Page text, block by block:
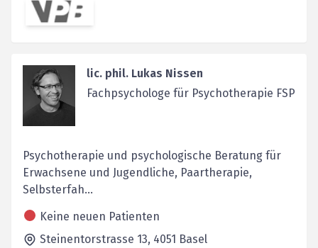
lic. phil. Lukas Nissen
Fachpsychologe für Psychotherapie FSP
Psychotherapie und psychologische Beratung für
Erwachsene und Jugendliche, Paartherapie,
Selbsterfah...
Keine neuen Patienten
Steinentorstrasse 13, 4051 Basel